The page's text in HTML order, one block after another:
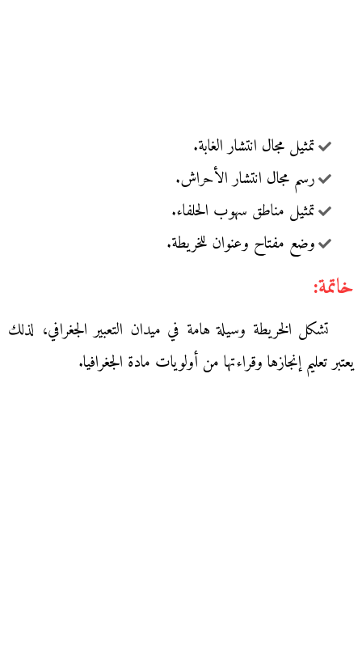
تمثيل مجال انتشار الغابة.
رسم مجال انتشار الأحراش.
تمثيل مناطق سهوب الحلفاء.
وضع مفتاح وعنوان للخريطة.
خاتمة:
تشكل الخريطة وسيلة هامة في ميدان التعبير الجغرافي، لذلك
يعتبر تعليم إنجازها وقراءتها من أولويات مادة الجغرافيا.